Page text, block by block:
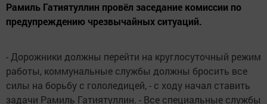
Рамиль Гатиятуллин провёл заседание комиссии по
предупреждению чрезвычайных ситуаций.
- Дорожники должны перейти на круглосуточный режим
работы, коммунальные службы должны бросить все
силы на борьбу с гололедицей, - с ходу начал ставить
задачи Рамиль Гатиятуллин. - Все специальные службы